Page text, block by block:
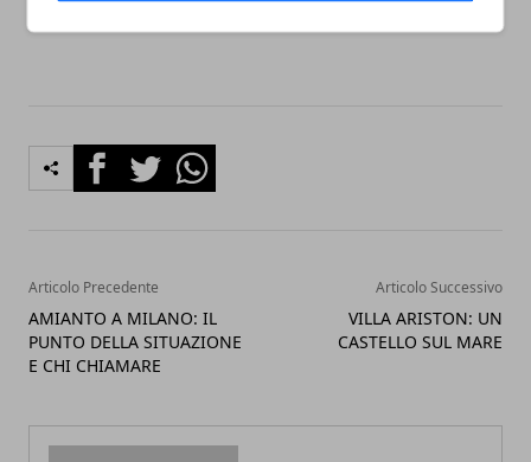
FacebookTwitterWhatsapp
Articolo Precedente
AMIANTO A MILANO: IL
PUNTO DELLA SITUAZIONE
E CHI CHIAMARE
Articolo Successivo
VILLA ARISTON: UN
CASTELLO SUL MARE